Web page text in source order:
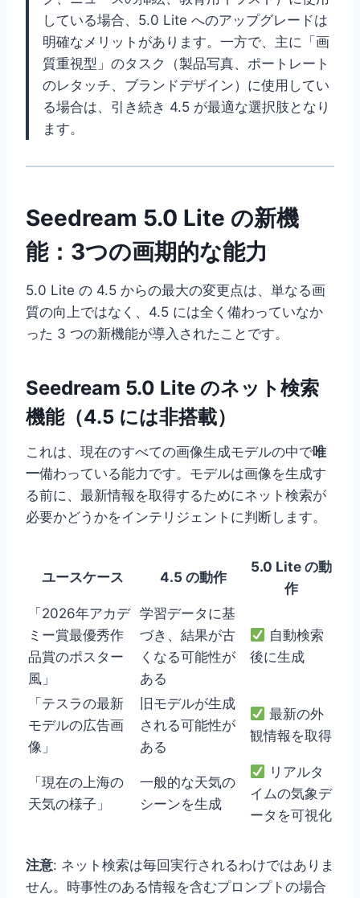
している場合、5.0 Lite へのアップグレードは
明確なメリットがあります。一方で、主に「画
質重視型」のタスク（製品写真、ポートレート
のレタッチ、ブランドデザイン）に使用してい
る場合は、引き続き 4.5 が最適な選択肢となり
ます。
Seedream 5.0 Lite の新機
能：3つの画期的な能力
5.0 Lite の 4.5 からの最大の変更点は、単なる画
質の向上ではなく、4.5 には全く備わっていなか
った 3 つの新機能が導入されたことです。
Seedream 5.0 Lite のネット検索
機能（4.5 には非搭載）
これは、現在のすべての画像生成モデルの中で唯
一備わっている能力です。モデルは画像を生成す
る前に、最新情報を取得するためにネット検索が
必要かどうかをインテリジェントに判断します。
ユースケース 4.5 の動作
5.0 Lite の動
作
「2026年アカデ
ミー賞最優秀作
品賞のポスター
風」
学習データに基
づき、結果が古
くなる可能性が
ある
自動検索
後に生成
「テスラの最新
モデルの広告画
像」
旧モデルが生成
される可能性が
ある
最新の外
観情報を取得
「現在の上海の
天気の様子」
一般的な天気の
シーンを生成
リアルタ
イムの気象デ
ータを可視化
注意: ネット検索は毎回実行されるわけではありま
せん。時事性のある情報を含むプロンプトの場合